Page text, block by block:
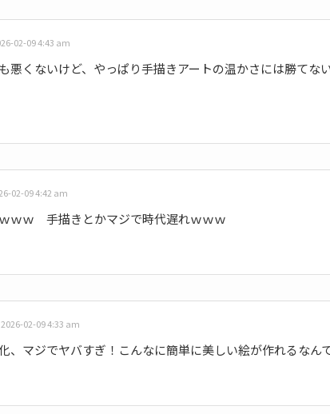
02-09 4:43 am
悪くないけど、やっぱり手描きアートの温かさには勝てな
02-09 4:42 am
ｗｗ 手描きとかマジで時代遅れｗｗｗ
2026-02-09 4:33 am
、マジでヤバすぎ！こんなに簡単に美しい絵が作れるなん